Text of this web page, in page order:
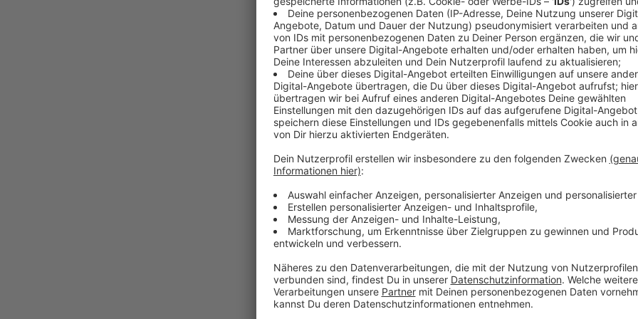
Comedy
Elvis Eifel - Der Podcast:
Anzeige
Vorstellen brauchen wir ihn euch nicht. Seit 2003
seine Späße am Telefon mit seinen Hörerinnen und
müssen am Ende mit lachen - wenn auch nicht
bekommen könnt, ist Elvis nun unter die Podcaster
die Uhr zur Verfügung. Hier bekommt Ihr außerdem
Telefonate in längerer Version. Elvis wird sich mit